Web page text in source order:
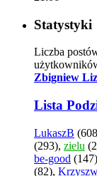
Statystyki
Liczba
Zbigniew
Lista
LukaszB
(293), zielu
be-good
(82),